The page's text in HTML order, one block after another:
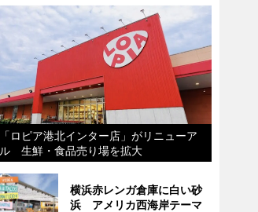
「ロピア港北インター店」がリニューア
ル 生鮮・食品売り場を拡大
横浜赤レンガ倉庫に白い砂
浜 アメリカ西海岸テーマ